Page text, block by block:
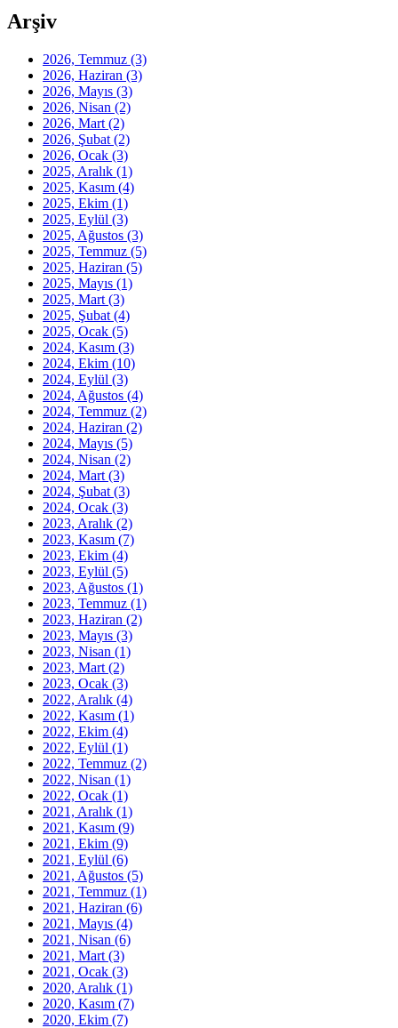
Arşiv
2026, Temmuz (3)
2026, Haziran (3)
2026, Mayıs (3)
2026, Nisan (2)
2026, Mart (2)
2026, Şubat (2)
2026, Ocak (3)
2025, Aralık (1)
2025, Kasım (4)
2025, Ekim (1)
2025, Eylül (3)
2025, Ağustos (3)
2025, Temmuz (5)
2025, Haziran (5)
2025, Mayıs (1)
2025, Mart (3)
2025, Şubat (4)
2025, Ocak (5)
2024, Kasım (3)
2024, Ekim (10)
2024, Eylül (3)
2024, Ağustos (4)
2024, Temmuz (2)
2024, Haziran (2)
2024, Mayıs (5)
2024, Nisan (2)
2024, Mart (3)
2024, Şubat (3)
2024, Ocak (3)
2023, Aralık (2)
2023, Kasım (7)
2023, Ekim (4)
2023, Eylül (5)
2023, Ağustos (1)
2023, Temmuz (1)
2023, Haziran (2)
2023, Mayıs (3)
2023, Nisan (1)
2023, Mart (2)
2023, Ocak (3)
2022, Aralık (4)
2022, Kasım (1)
2022, Ekim (4)
2022, Eylül (1)
2022, Temmuz (2)
2022, Nisan (1)
2022, Ocak (1)
2021, Aralık (1)
2021, Kasım (9)
2021, Ekim (9)
2021, Eylül (6)
2021, Ağustos (5)
2021, Temmuz (1)
2021, Haziran (6)
2021, Mayıs (4)
2021, Nisan (6)
2021, Mart (3)
2021, Ocak (3)
2020, Aralık (1)
2020, Kasım (7)
2020, Ekim (7)